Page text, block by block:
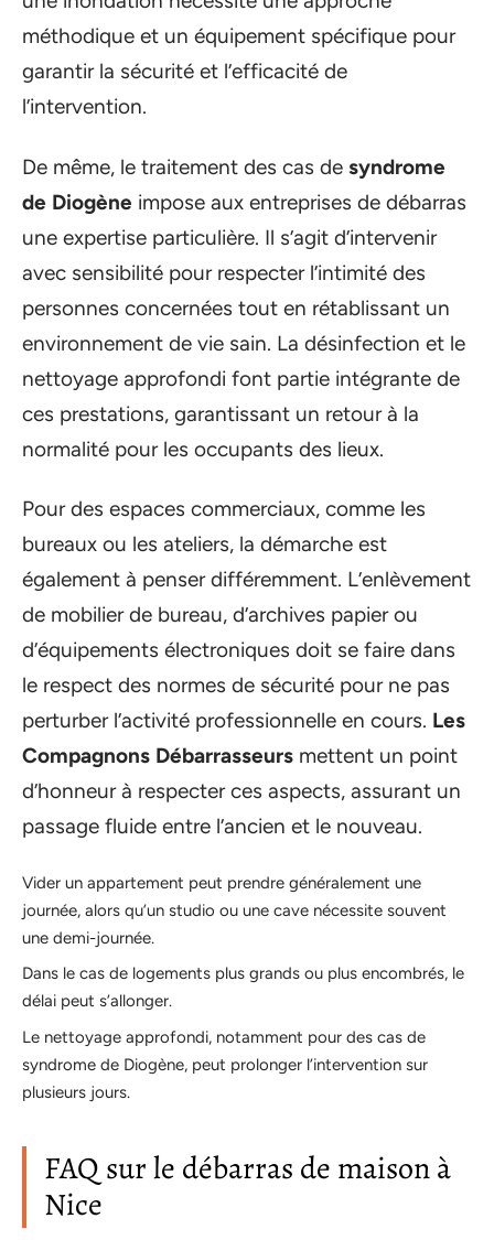
méthodique et un équipement spécifique pour
garantir la sécurité et l’efficacité de
l’intervention.
De même, le traitement des cas de syndrome
de Diogène impose aux entreprises de débarras
une expertise particulière. Il s’agit d’intervenir
avec sensibilité pour respecter l’intimité des
personnes concernées tout en rétablissant un
environnement de vie sain. La désinfection et le
nettoyage approfondi font partie intégrante de
ces prestations, garantissant un retour à la
normalité pour les occupants des lieux.
Pour des espaces commerciaux, comme les
bureaux ou les ateliers, la démarche est
également à penser différemment. L’enlèvement
de mobilier de bureau, d’archives papier ou
d’équipements électroniques doit se faire dans
le respect des normes de sécurité pour ne pas
perturber l’activité professionnelle en cours. Les
Compagnons Débarrasseurs mettent un point
d’honneur à respecter ces aspects, assurant un
passage fluide entre l’ancien et le nouveau.
Vider un appartement peut prendre généralement une
journée, alors qu’un studio ou une cave nécessite souvent
une demi-journée.
Dans le cas de logements plus grands ou plus encombrés, le
délai peut s’allonger.
Le nettoyage approfondi, notamment pour des cas de
syndrome de Diogène, peut prolonger l’intervention sur
plusieurs jours.
FAQ sur le débarras de maison à
Nice